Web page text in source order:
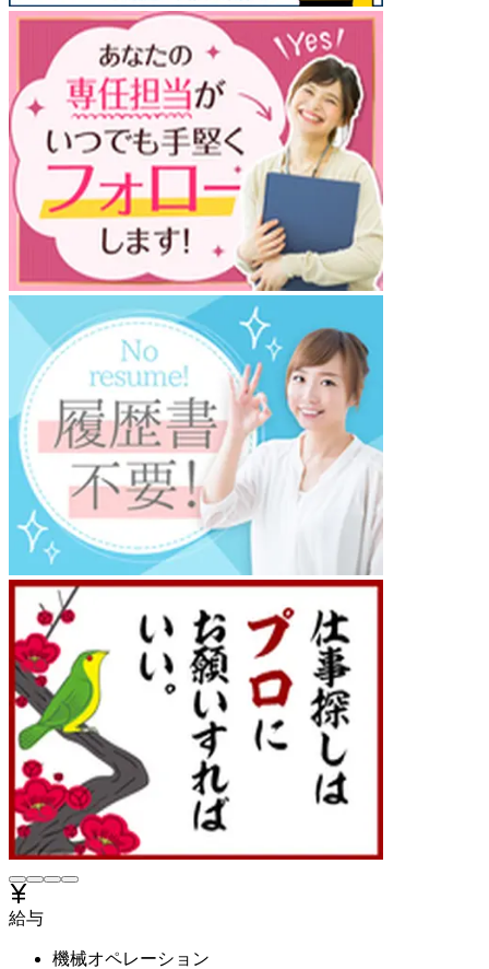
給与
機械オペレーション